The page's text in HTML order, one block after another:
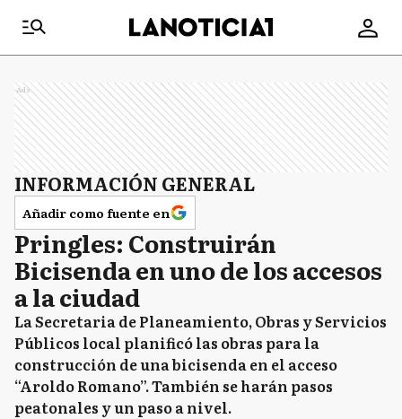
Ads
INFORMACIÓN GENERAL
Añadir como fuente en
Pringles: Construirán
Bicisenda en uno de los accesos
a la ciudad
La Secretaria de Planeamiento, Obras y Servicios
Públicos local planificó las obras para la
construcción de una bicisenda en el acceso
“Aroldo Romano”. También se harán pasos
peatonales y un paso a nivel.